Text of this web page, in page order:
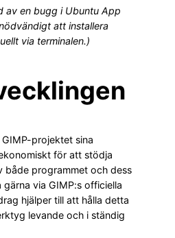
av en bugg i Ubuntu App
att installera
via terminalen.)
projektet sina
för att stödja
både programmet och dess
gärna via GIMP:s officiella
hjälper till att hålla detta
levande och i ständig